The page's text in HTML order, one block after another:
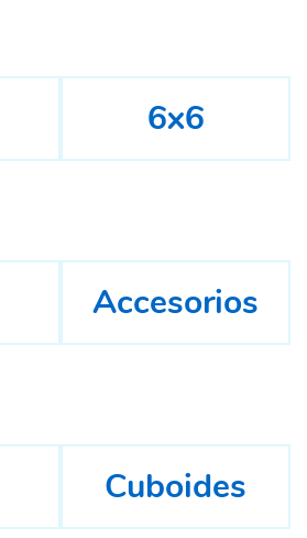
6x6
Accesorios
Cuboides